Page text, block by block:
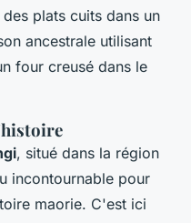
plats cuits dans un
ancestrale utilisant
four creusé dans le
, situé dans la région
incontournable pour
maorie. C'est ici